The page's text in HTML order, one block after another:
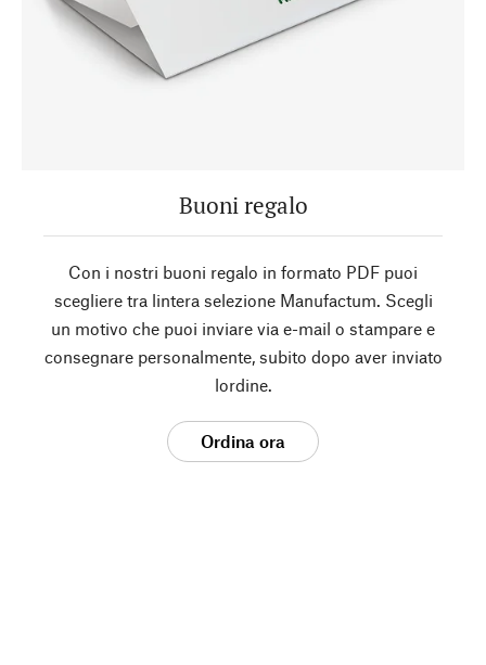
Buoni regalo
Con i nostri buoni regalo in formato PDF puoi
scegliere tra lintera selezione Manufactum. Scegli
un motivo che puoi inviare via e-mail o stampare e
consegnare personalmente, subito dopo aver inviato
lordine.
Ordina ora